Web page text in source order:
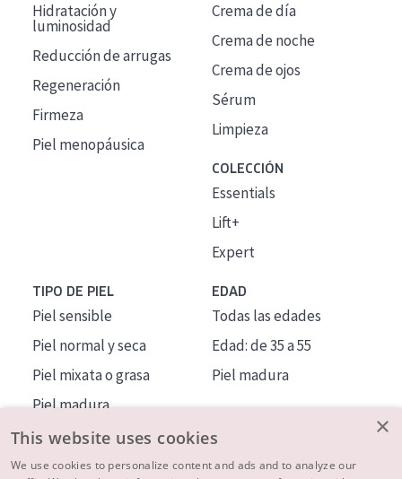
Hidratación y
luminosidad
Reducción de arrugas
Regeneración
Firmeza
Piel menopáusica
Crema de día
Crema de noche
Crema de ojos
Sérum
Limpieza
COLECCIÓN
Essentials
Lift+
Expert
TIPO DE PIEL
Piel sensible
Piel normal y seca
Piel mixata o grasa
Piel madura
Piel expuesta al sol
Piel menopáusica
EDAD
Todas las edades
Edad: de 35 a 55
Piel madura
×
This website uses cookies
We use cookies to personalize content and ads and to analyze our